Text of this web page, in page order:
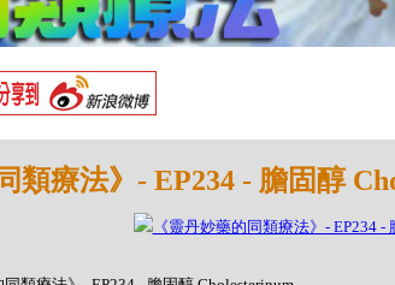
類療法》- EP234 - 膽固醇